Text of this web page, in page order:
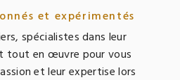
et expérimentés
spécialistes dans leur
tout en œuvre pour vous
et leur expertise lors